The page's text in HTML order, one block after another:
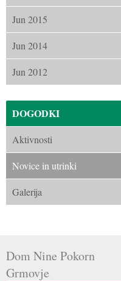
Jun 2015
Jun 2014
Jun 2012
DOGODKI
Aktivnosti
Novice in utrinki
Galerija
Dom Nine Pokorn
Grmovje